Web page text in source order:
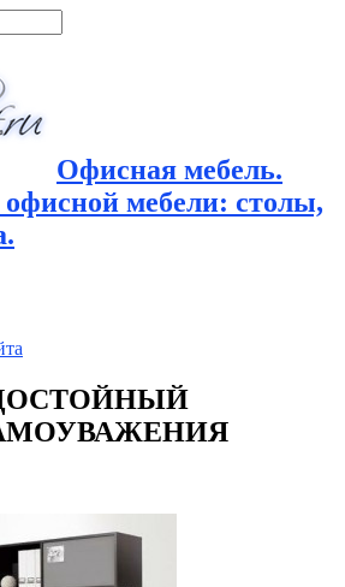
Офисная мебель.
офисной мебели: столы,